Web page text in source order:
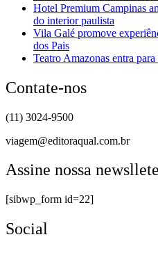
Hotel Premium Campinas
do interior paulista
Vila Galé promove
dos Pais
Teatro Amazonas entra
Contate-nos
(11) 3024-9500
viagem@editoraqual.com.br
Assine nossa
[sibwp_form id=22]
Social